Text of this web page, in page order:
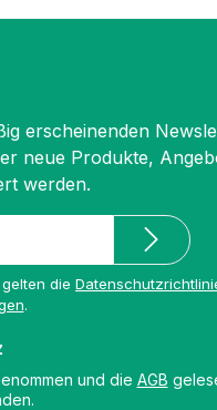
erscheinenden
neue Produkte,
werden.
die
.
und die AGB